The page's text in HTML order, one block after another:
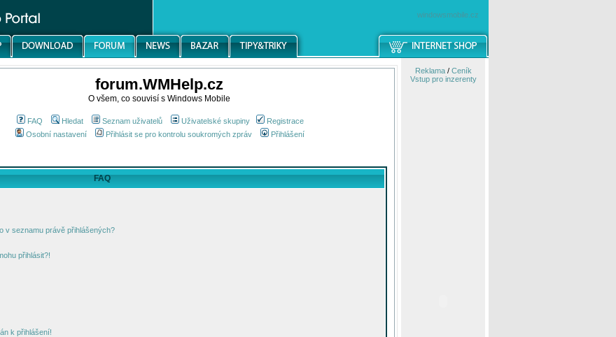
windowsmobile.cz
forum.WMHelp.cz
O všem, co souvisí s Windows Mobile
FAQ Hledat Seznam uživatelů Uživatelské skupiny
Registrace
Osobní nastavení
Přihlásit se pro kontrolu soukromých zpráv Přihlášení
FAQ
v seznamu právě přihlášených?
přihlásit?!
k přihlášení!
Reklama/ Ceník
Vstup pro inzerenty